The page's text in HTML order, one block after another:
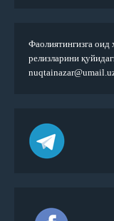
Фаолиятингизга оид
релизларини